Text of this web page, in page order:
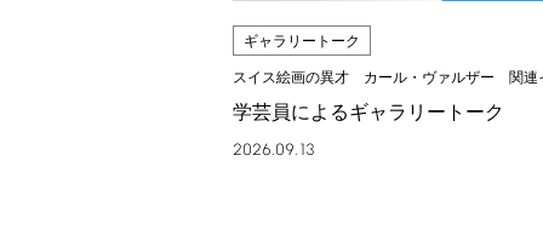
ギャラリートーク
スイス絵画の異才 カール・ヴァルザー 関連
学芸員によるギャラリートーク
2026.09.13